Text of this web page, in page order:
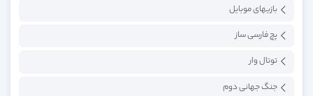
بازیهای موبایل
پچ فارسی ساز
توتال وار
جنگ جهانی دوم